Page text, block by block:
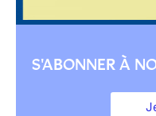
S'ABONNER À